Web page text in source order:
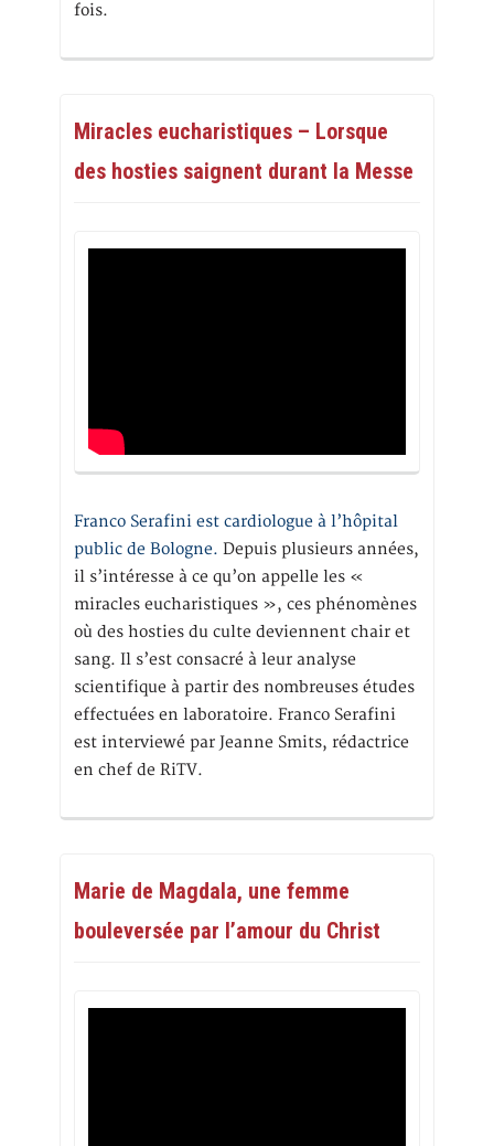
fois.
Miracles eucharistiques – Lorsque
des hosties saignent durant la Messe
Franco Serafini est cardiologue à l’hôpital
public de Bologne. Depuis plusieurs années,
il s’intéresse à ce qu’on appelle les «
miracles eucharistiques », ces phénomènes
où des hosties du culte deviennent chair et
sang. Il s’est consacré à leur analyse
scientifique à partir des nombreuses études
effectuées en laboratoire. Franco Serafini
est interviewé par Jeanne Smits, rédactrice
en chef de RiTV.
Marie de Magdala, une femme
bouleversée par l’amour du Christ